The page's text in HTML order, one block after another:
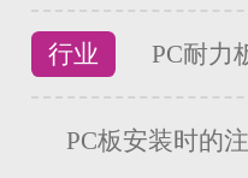
行业 PC耐力
PC板安装时的